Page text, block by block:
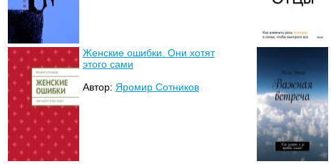
Женские ошибки. Они хотят
этого сами
Автор: Яромир Сотников